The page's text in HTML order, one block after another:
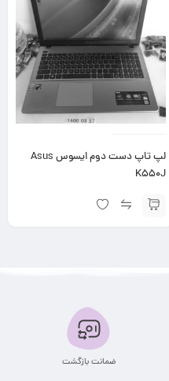
لپ تاپ دست دوم ایسوس Asus
K550J
ضمانت بازگشت